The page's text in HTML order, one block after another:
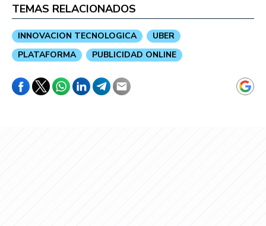
TEMAS RELACIONADOS
INNOVACION TECNOLOGICA
UBER
PLATAFORMA
PUBLICIDAD ONLINE